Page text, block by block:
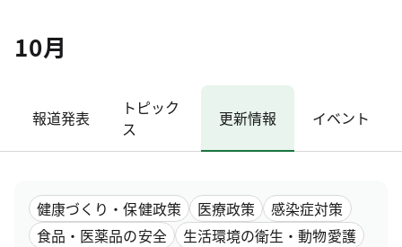
10月
報道発表
トピック
ス
更新情報 イベント
健康づくり・保健政策 医療政策
感染症対策
食品・医薬品の安全
生活環境の衛生・動物愛護